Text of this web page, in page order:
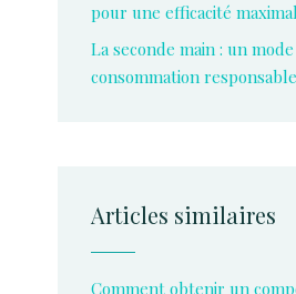
pour une efficacité
La seconde main : un
consommation
Articles similaires
Comment obtenir un